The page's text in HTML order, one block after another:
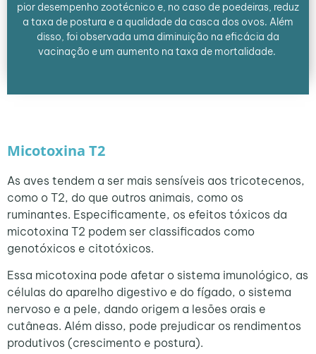
pior desempenho zootécnico e, no caso de poedeiras, reduz
a taxa de postura e a qualidade da casca dos ovos. Além
disso, foi observada uma diminuição na eficácia da
vacinação e um aumento na taxa de mortalidade.
Micotoxina T2
As aves tendem a ser mais sensíveis aos tricotecenos,
como o T2, do que outros animais, como os
ruminantes. Especificamente, os efeitos tóxicos da
micotoxina T2 podem ser classificados como
genotóxicos e citotóxicos.
Essa micotoxina pode afetar o sistema imunológico, as
células do aparelho digestivo e do fígado, o sistema
nervoso e a pele, dando origem a lesões orais e
cutâneas. Além disso, pode prejudicar os rendimentos
produtivos (crescimento e postura).